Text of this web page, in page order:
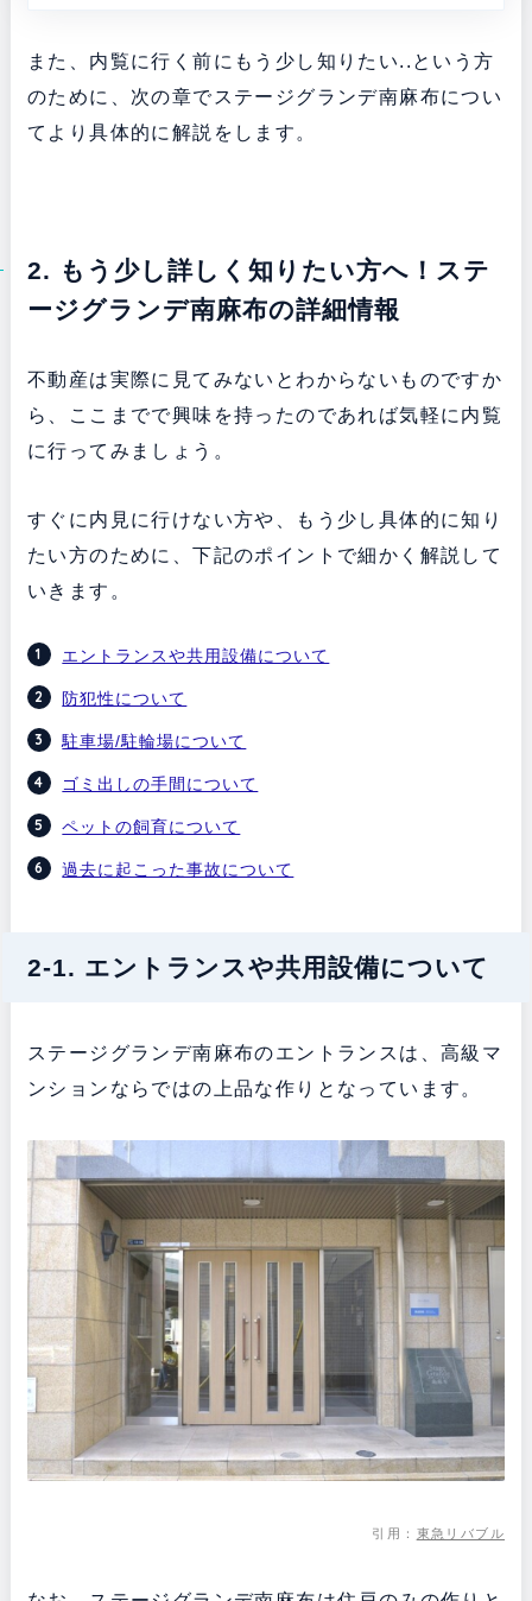
また、内覧に行く前にもう少し知りたい..という方
のために、次の章でステージグランデ南麻布につい
てより具体的に解説をします。
2. もう少し詳しく知りたい方へ！ステ
ージグランデ南麻布の詳細情報
不動産は実際に見てみないとわからないものですか
ら、ここまでで興味を持ったのであれば気軽に内覧
に行ってみましょう。
すぐに内見に行けない方や、もう少し具体的に知り
たい方のために、下記のポイントで細かく解説して
いきます。
エントランスや共用設備について
防犯性について
駐車場/駐輪場について
ゴミ出しの手間について
ペットの飼育について
過去に起こった事故について
2-1. エントランスや共用設備について
ステージグランデ南麻布のエントランスは、高級マ
ンションならではの上品な作りとなっています。
引用： 東急リバブル